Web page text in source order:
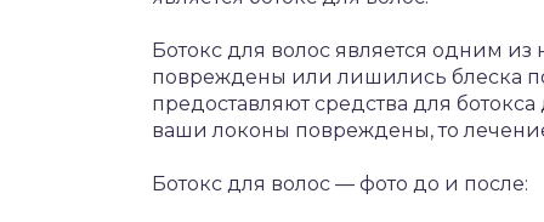
Ботокс для волос является одним
повреждены или лишились блеска
предоставляют средства для ботокса
ваши локоны повреждены, то
Ботокс для волос — фото до и после: